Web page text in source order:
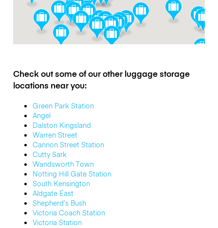
Check out some of our other luggage storage
locations near you:
Green Park Station
Angel
Dalston Kingsland
Warren Street
Cannon Street Station
Cutty Sark
Wandsworth Town
Notting Hill Gate Station
South Kensington
Aldgate East
Shepherd’s Bush
Victoria Coach Station
Victoria Station